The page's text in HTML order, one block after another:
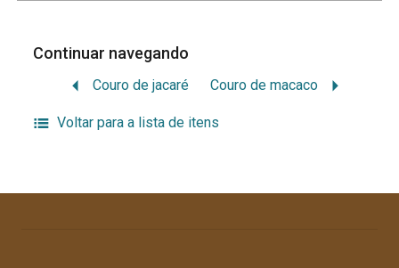
Continuar navegando
Couro de jacaré Couro de macaco
Voltar para a lista de itens